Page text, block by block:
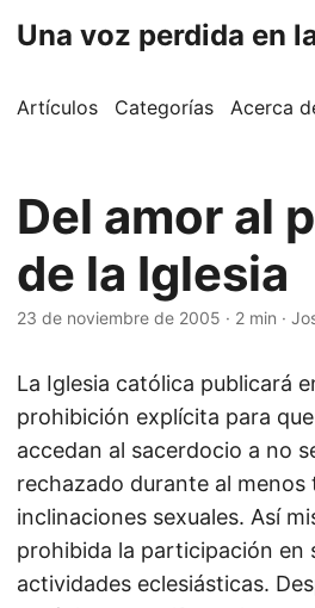
Una voz perdida en
Artículos Categorías Acerca
Del amor al
de la Iglesia
23 de noviembre de 2005 · 2 min ·
La Iglesia católica publicará
prohibición explícita para
accedan al sacerdocio a no
rechazado durante al menos
inclinaciones sexuales. Así
prohibida la participación en
actividades eclesiásticas.